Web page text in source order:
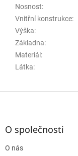
Nosnost:
Vnitřní konstrukce:
Výška:
Základna:
Materiál :
Látka:
Z
O společnosti
O nás